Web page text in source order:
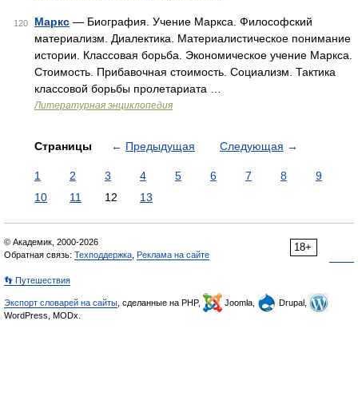
120 Маркс — Биография. Учение Маркса. Философский
материализм. Диалектика. Материалистическое понимание
истории. Классовая борьба. Экономическое учение Маркса.
Стоимость. Прибавочная стоимость. Социализм. Тактика
классовой борьбы пролетариата …
Литературная энциклопедия
Страницы ← Предыдущая Следующая →
1 2 3 4 5 6 7 8
9
10
11 12 13
18+
© Академик, 2000-2026
Обратная связь: Техподдержка Реклама на сайте
👣 Путешествия
Экспорт словарей на сайты , сделанные на PHP, Joomla,
Drupal,
WordPress, MODx.